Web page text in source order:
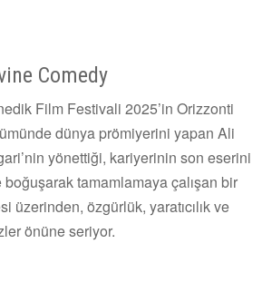
Comedy
Film Festivali 2025’in Orizzonti
dünya prömiyerini yapan Ali
yönettiği, kariyerinin son eserini
tamamlamaya çalışan bir
üzerinden, özgürlük, yaratıcılık ve
önüne seriyor.